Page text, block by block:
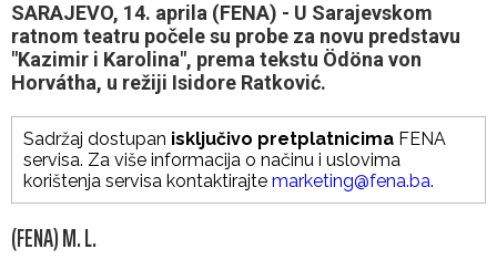
SARAJEVO, 14. aprila (FENA) - U Sarajevskom
ratnom teatru počele su probe za novu predstavu
"Kazimir i Karolina", prema tekstu Ödöna von
Horvátha, u režiji Isidore Ratković.
Sadržaj dostupan isključivo pretplatnicima FENA
servisa. Za više informacija o načinu i uslovima
korištenja servisa kontaktirajte marketing@fena.ba.
(FENA) M. L.